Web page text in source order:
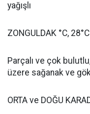
yağışlı
ZONGULDAK °C, 28°C
Parçalı ve çok
üzere sağanak ve
ORTA ve DOĞU